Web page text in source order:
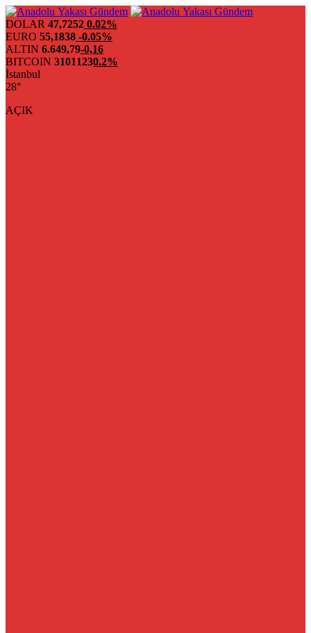
DOLAR 47,7252 0.02%
EURO 55,1838 -0.05%
ALTIN 6.649,79-0,16
BITCOIN 31011230.2%
İstanbul
28°
AÇIK